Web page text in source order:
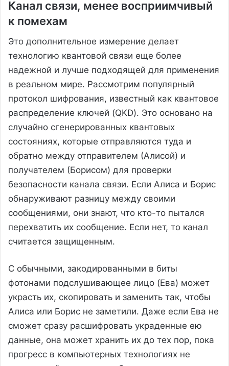
Канал связи, менее восприимчивый
к помехам
Это дополнительное измерение делает
технологию квантовой связи еще более
надежной и лучше подходящей для применения
в реальном мире. Рассмотрим популярный
протокол шифрования, известный как квантовое
распределение ключей (QKD). Это основано на
случайно сгенерированных квантовых
состояниях, которые отправляются туда и
обратно между отправителем (Алисой) и
получателем (Борисом) для проверки
безопасности канала связи. Если Алиса и Борис
обнаруживают разницу между своими
сообщениями, они знают, что кто-то пытался
перехватить их сообщение. Если нет, то канал
считается защищенным.
С обычными, закодированными в биты
фотонами подслушивающее лицо (Ева) может
украсть их, скопировать и заменить так, чтобы
Алиса или Борис не заметили. Даже если Ева не
сможет сразу расшифровать украденные ею
данные, она может хранить их до тех пор, пока
прогресс в компьютерных технологиях не